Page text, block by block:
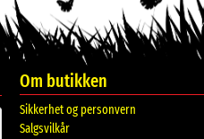
Om butikken
Sikkerhet og personvern
Salgsvilkår